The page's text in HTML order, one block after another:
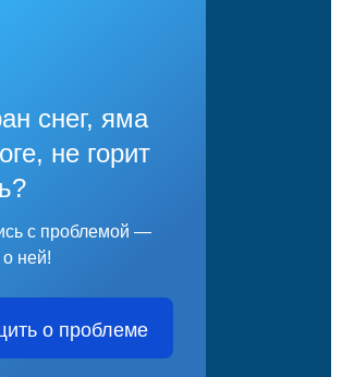
снег, яма
не горит
с проблемой —
ней!
о проблеме